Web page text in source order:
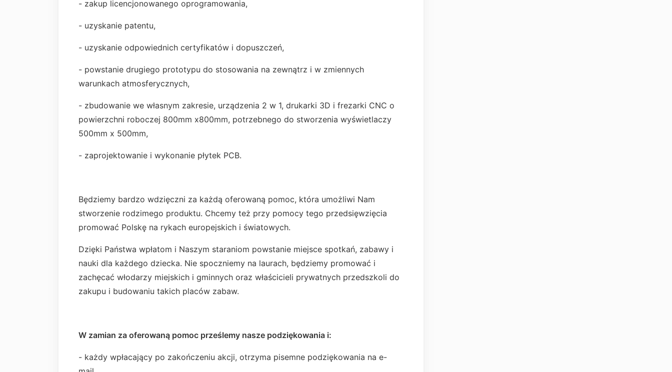
- zakup licencjonowanego oprogramowania,
- uzyskanie patentu,
- uzyskanie odpowiednich certyfikatów i dopuszczeń,
- powstanie drugiego prototypu do stosowania na zewnątrz i w zmiennych
warunkach atmosferycznych,
- zbudowanie we własnym zakresie, urządzenia 2 w 1, drukarki 3D i frezarki CNC o
powierzchni roboczej 800mm x800mm, potrzebnego do stworzenia wyświetlaczy
500mm x 500mm,
- zaprojektowanie i wykonanie płytek PCB.
Będziemy bardzo wdzięczni za każdą oferowaną pomoc, która umożliwi Nam
stworzenie rodzimego produktu. Chcemy też przy pomocy tego przedsięwzięcia
promować Polskę na rykach europejskich i światowych.
Dzięki Państwa wpłatom i Naszym staraniom powstanie miejsce spotkań, zabawy i
nauki dla każdego dziecka. Nie spoczniemy na laurach, będziemy promować i
zachęcać włodarzy miejskich i gminnych oraz właścicieli prywatnych przedszkoli do
zakupu i budowaniu takich placów zabaw.
W zamian za oferowaną pomoc prześlemy nasze podziękowania i:
- każdy wpłacający po zakończeniu akcji, otrzyma pisemne podziękowania na e-